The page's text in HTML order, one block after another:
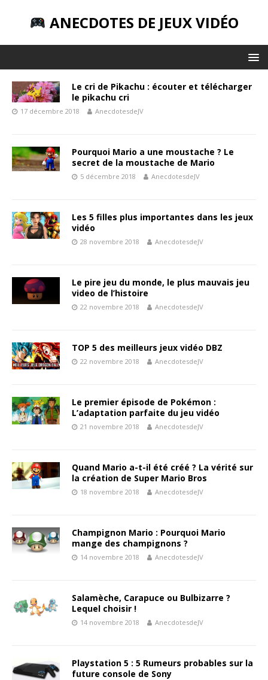
ANECDOTES DE JEUX VIDÉO
Le cri de Pikachu : écouter et télécharger
le pikachu cri
17 décembre 2018 AnecdotesdeJV
Pourquoi Mario a une moustache ? Le
secret de la moustache de Mario
5 décembre 2018 AnecdotesdeJV
Les 5 filles plus importantes dans les jeux
vidéo
28 novembre 2018 AnecdotesdeJV
Le pire jeu du monde, le plus mauvais jeu
video de l’histoire
22 novembre 2018 AnecdotesdeJV
TOP 5 des meilleurs jeux vidéo DBZ
22 novembre 2018 AnecdotesdeJV
Le premier épisode de Pokémon :
L’adaptation parfaite du jeu vidéo
21 novembre 2018 AnecdotesdeJV
Quand Mario a-t-il été créé ? La vérité sur
la création de Super Mario Bros
18 novembre 2018 AnecdotesdeJV
Champignon Mario : Pourquoi Mario
mange des champignons ?
14 novembre 2018 AnecdotesdeJV
Salamèche, Carapuce ou Bulbizarre ?
Lequel choisir !
14 novembre 2018 AnecdotesdeJV
Playstation 5 : 5 Rumeurs probables sur la
future console de Sony